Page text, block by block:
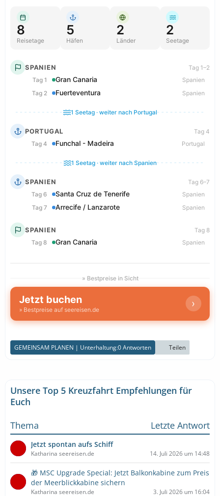
8
Reisetage
5
Häfen
2
Länder
2
Seetage
SPANIEN
Tag 1–2
Tag 1
Gran Canaria
Spanien
Tag 2
Fuerteventura Spanien
1 Seetag · weiter nach Portugal
PORTUGAL
Tag 4
Tag 4
Funchal - Madeira Portugal
1 Seetag · weiter nach Spanien
SPANIEN
Tag 6–7
Tag 6
Santa Cruz de Tenerife
Spanien
Tag 7
Arrecife / Lanzarote Spanien
SPANIEN
Tag 8
Tag 8
Gran Canaria Spanien
» Bestpreise in Sicht
Jetzt buchen
» Bestpreise auf seereisen.de ›
GEMEINSAM PLANEN | Unterhaltung:0 Antworten Teilen
Unsere Top 5 Kreuzfahrt Empfehlungen für
Euch
Thema
Letzte Antwort
Jetzt spontan aufs Schiff
Katharina seereisen.de 14. Juli 2026 um 14:48
🎁 MSC Upgrade Special: Jetzt Balkonkabine zum Preis
der Meerblickkabine sichern
Katharina seereisen.de 3. Juli 2026 um 16:04